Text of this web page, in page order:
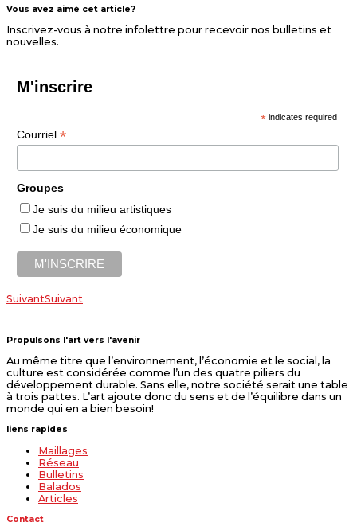
Vous avez aimé cet article?
Inscrivez-vous à notre infolettre pour recevoir nos bulletins et
nouvelles.
M'inscrire
* indicates required
Courriel *
Groupes
Je suis du milieu artistiques
Je suis du milieu économique
SuivantSuivant
Propulsons l'art vers l'avenir
Au même titre que l’environnement, l’économie et le social, la
culture est considérée comme l’un des quatre piliers du
développement durable. Sans elle, notre société serait une table
à trois pattes. L’art ajoute donc du sens et de l’équilibre dans un
monde qui en a bien besoin!
liens rapides
Maillages
Réseau
Bulletins
Balados
Articles
Contact